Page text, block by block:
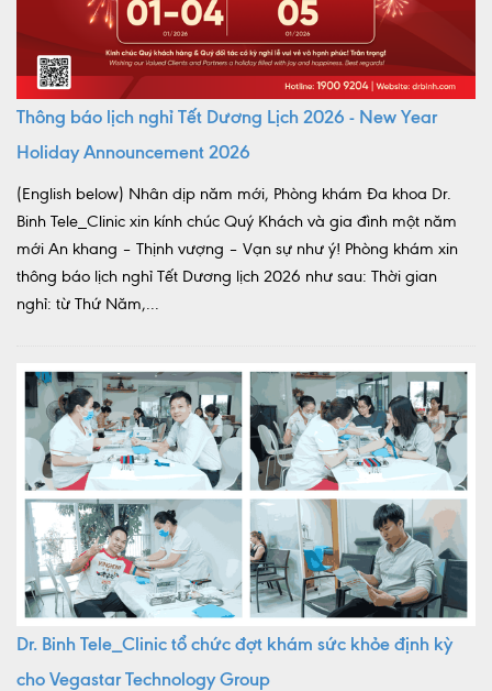
Thông báo lịch nghỉ Tết Dương Lịch 2026 - New Year
Holiday Announcement 2026
(English below) Nhân dịp năm mới, Phòng khám Đa khoa Dr.
Binh Tele_Clinic xin kính chúc Quý Khách và gia đình một năm
mới An khang – Thịnh vượng – Vạn sự như ý! Phòng khám xin
thông báo lịch nghỉ Tết Dương lịch 2026 như sau: Thời gian
nghỉ: từ Thứ Năm,...
Dr. Binh Tele_Clinic tổ chức đợt khám sức khỏe định kỳ
cho Vegastar Technology Group